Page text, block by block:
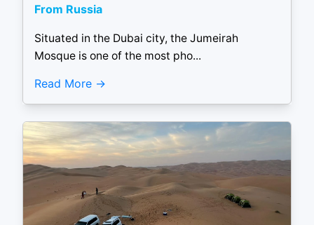
From Russia
Situated in the Dubai city, the Jumeirah
Mosque is one of the most pho...
Read More